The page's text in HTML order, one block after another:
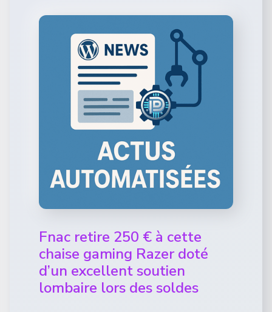
Fnac retire 250 € à cette
chaise gaming Razer doté
d’un excellent soutien
lombaire lors des soldes